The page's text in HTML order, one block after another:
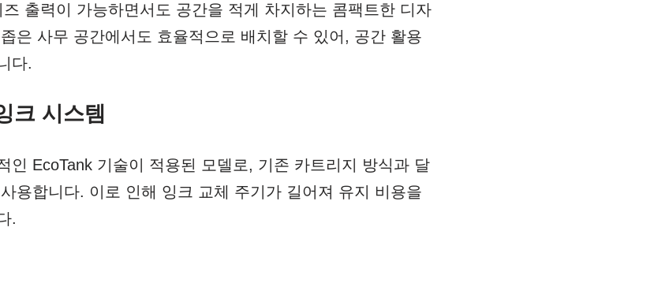
출력이 가능하면서도 공간을 적게 차지하는 콤팩트한 디자
은 사무 공간에서도 효율적으로 배치할 수 있어, 공간 활용
다.
크 시스템
인 EcoTank 기술이 적용된 모델로, 기존 카트리지 방식과 달
용합니다. 이로 인해 잉크 교체 주기가 길어져 유지 비용을
.